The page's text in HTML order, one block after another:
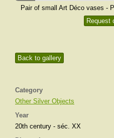
Back to gallery
Category
Other Silver Objects
Year
20th century - séc. XX
Pair of small Art Déco vases -
Request